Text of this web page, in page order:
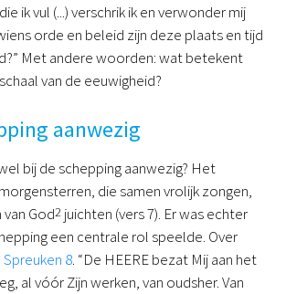
ik vul (...) verschrik ik en verwonder mij
orde en beleid zijn deze plaats en tijd
Met andere woorden: wat betekent
van de eeuwigheid?
aanwezig
bij de schepping aanwezig? Het
die samen vrolijk zongen,
God2juichten (vers 7). Er was echter
een centrale rol speelde. Over
Spreuken 8. “De HEERE bezat Mij aan het
al vóór Zijn werken, van oudsher. Van